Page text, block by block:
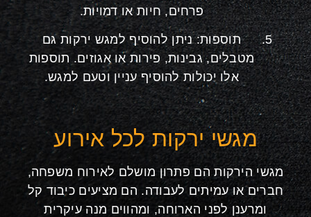
פרחים, חיות או דמויות.
תוספות: ניתן להוסיף למגש ירקות גם
מטבלים, גבינות, פירות או אגוזים. תוספות
אלו יכולות להוסיף עניין וטעם למגש.
מגשי ירקות לכל אירוע
מגשי הירקות הם פתרון מושלם לאירוח משפחה,
חברים או עמיתים לעבודה. הם מציעים כיבוד קל
ומרענן לפני הארוחה, ומהווים מנה עיקרית